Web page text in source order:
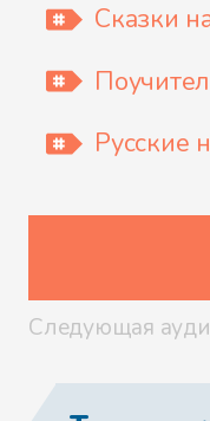
Сказки
Русские
Следующая